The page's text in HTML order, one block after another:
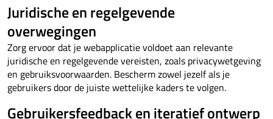
Juridische en regelgevende
overwegingen
Zorg ervoor dat je webapplicatie voldoet aan relevante
juridische en regelgevende vereisten, zoals privacywetgeving
en gebruiksvoorwaarden. Bescherm zowel jezelf als je
gebruikers door de juiste wettelijke kaders te volgen.
Gebruikersfeedback en iteratief ontwerp